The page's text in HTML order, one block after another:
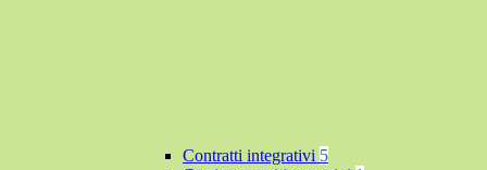
Contratti integrativi 5